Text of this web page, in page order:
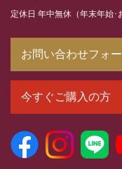
定休日 年中無休（年末年始･
お問い合わせフォ
今すぐご購入の方